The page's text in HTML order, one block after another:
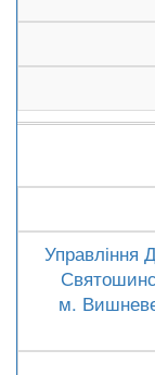
Управління
м.